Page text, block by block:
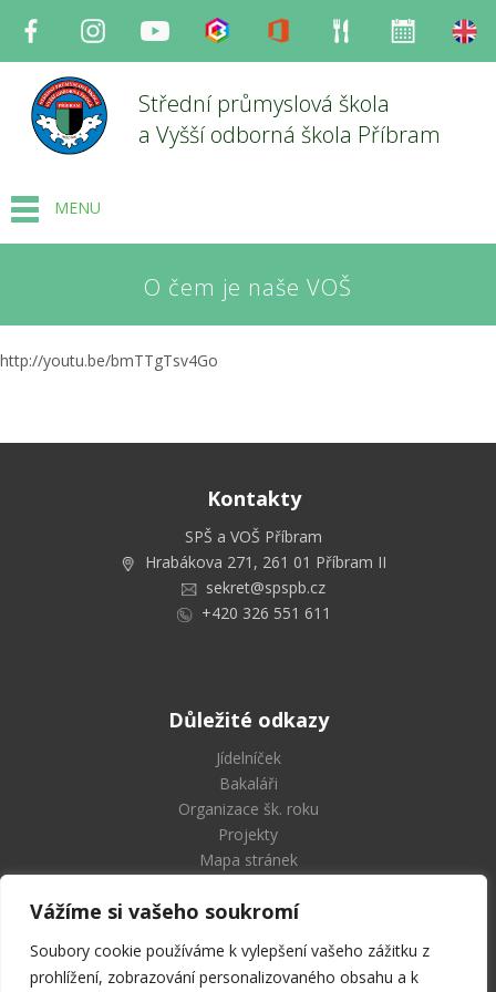
Vážíme si vašeho soukromí
Soubory cookie používáme k vylepšení vašeho zážitku z
prohlížení, zobrazování personalizovaného obsahu a k
Facebook InstagramYoutube Bakaláři Office Strava
Střední průmyslová škola
a Vyšší odborná škola Příbram
MENU
O čem je naše VOŠ
http://youtu.be/bmTTgTsv4Go
Kontakty
SPŠ a VOŠ Příbram
Hrabákova 271, 261 01 Příbram II
sekret@spspb.cz
+420 326 551 611
Důležité odkazy
Jídelníček
Bakaláři
Organizace šk. roku
Projekty
Mapa stránek
Střední průmyslová škola
a Vyšší odborná škola Příbram